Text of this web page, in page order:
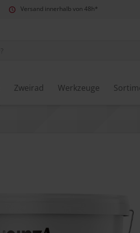
Versand innerhalb von 48h*
Zweirad Werkzeuge